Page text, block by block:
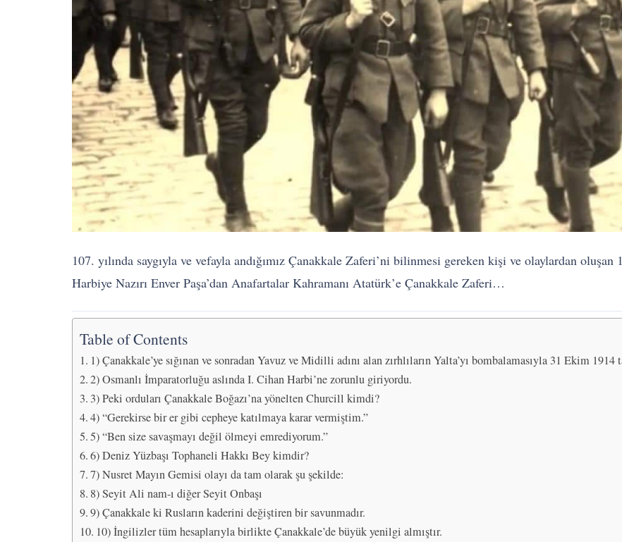
107. yılında saygıyla ve vefayla andığımız Çanakkale Zaferi’ni bilinmesi gereken kişi ve olaylardan
Harbiye Nazırı Enver Paşa’dan Anafartalar Kahramanı Atatürk’e Çanakkale Zaferi…
Table of Contents
1) Çanakkale’ye sığınan ve sonradan Yavuz ve Midilli adını alan zırhlıların Yalta’yı bombalamasıyla 31 Ekim
2) Osmanlı İmparatorluğu aslında I. Cihan Harbi’ne zorunlu giriyordu.
3) Peki orduları Çanakkale Boğazı’na yönelten Churcill kimdi?
4) “Gerekirse bir er gibi cepheye katılmaya karar vermiştim.”
5) “Ben size savaşmayı değil ölmeyi emrediyorum.”
6) Deniz Yüzbaşı Tophaneli Hakkı Bey kimdir?
7) Nusret Mayın Gemisi olayı da tam olarak şu şekilde:
8) Seyit Ali nam-ı diğer Seyit Onbaşı
9) Çanakkale ki Rusların kaderini değiştiren bir savunmadır.
10) İngilizler tüm hesaplarıyla birlikte Çanakkale’de büyük yenilgi almıştır.